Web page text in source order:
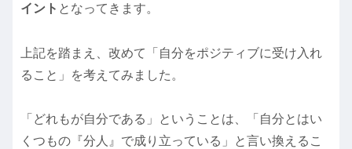
イント となってきます。
上記を踏まえ、改めて「自分をポジティブに受け入れ
ること」を考えてみました。
「どれもが自分である」ということは、「自分とはい
くつもの『分人』で成り立っている」と言い換えるこ